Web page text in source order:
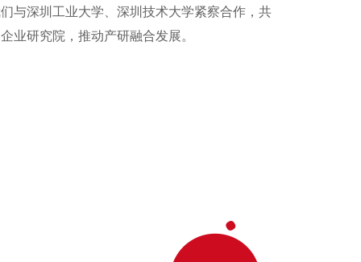
与深圳工业大学、深圳技术大学紧察合作，共
业研究院，推动产研融合发展。